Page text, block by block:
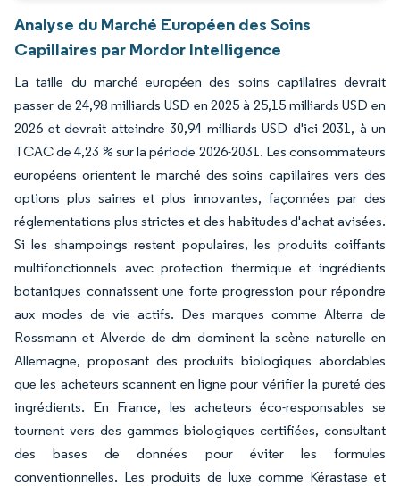
Analyse du Marché Européen des Soins
Capillaires par Mordor Intelligence
La taille du marché européen des soins capillaires devrait
passer de 24,98 milliards USD en 2025 à 25,15 milliards USD en
2026 et devrait atteindre 30,94 milliards USD d'ici 2031, à un
TCAC de 4,23 % sur la période 2026-2031. Les consommateurs
européens orientent le marché des soins capillaires vers des
options plus saines et plus innovantes, façonnées par des
réglementations plus strictes et des habitudes d'achat avisées.
Si les shampoings restent populaires, les produits coiffants
multifonctionnels avec protection thermique et ingrédients
botaniques connaissent une forte progression pour répondre
aux modes de vie actifs. Des marques comme Alterra de
Rossmann et Alverde de dm dominent la scène naturelle en
Allemagne, proposant des produits biologiques abordables
que les acheteurs scannent en ligne pour vérifier la pureté des
ingrédients. En France, les acheteurs éco-responsables se
tournent vers des gammes biologiques certifiées, consultant
des bases de données pour éviter les formules
conventionnelles. Les produits de luxe comme Kérastase et